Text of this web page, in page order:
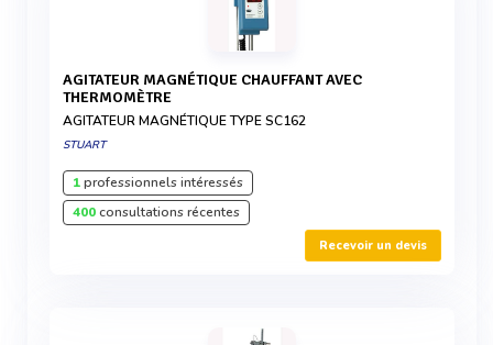
AGITATEUR MAGNÉTIQUE CHAUFFANT AVEC
THERMOMÈTRE
AGITATEUR MAGNÉTIQUE TYPE SC162
STUART
1professionnels intéressés
400consultations récentes
Recevoir un devis